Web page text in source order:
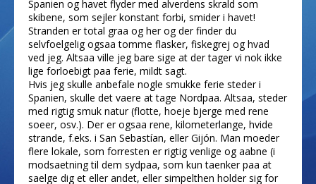
Spanien og havet flyder med alverdens skrald som
skibene, som sejler konstant forbi, smider i havet!
Stranden er total graa og her og der finder du
selvfoelgelig ogsaa tomme flasker, fiskegrej og hvad
ved jeg. Altsaa ville jeg bare sige at der tager vi nok ikke
lige forloebigt paa ferie, mildt sagt.
Hvis jeg skulle anbefale nogle smukke ferie steder i
Spanien, skulle det vaere at tage Nordpaa. Altsaa, steder
med rigtig smuk natur (flotte, hoeje bjerge med rene
soeer, osv.). Der er ogsaa rene, kilometerlange, hvide
strande, f.eks. i San Sebastían, eller Gijón. Man moeder
flere lokale, som forresten er rigtig venlige og aabne (i
modsaetning til dem sydpaa, som kun taenker paa at
saelge dig et eller andet, eller simpelthen holder sig for